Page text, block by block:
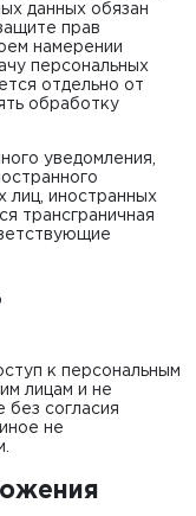
данных обязан
прав
намерении
персональных
отдельно от
обработку
уведомления,
лиц, иностранных
трансграничная
к персональным
лицам и не
без согласия
не